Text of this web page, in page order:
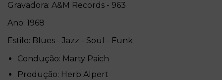
Gravadora: A&M Records - 963
Ano: 1968
Estilo: Blues - Jazz - Soul - Funk
Condução: Marty Paich
Produção: Herb Alpert